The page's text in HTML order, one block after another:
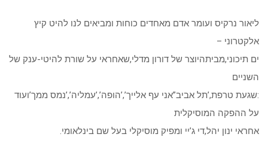
ליאור נרקיס ועומר אדם מאחדים כוחות ומביאים לנו להיט קיץ
אלקטרוני –
ים תיכוני,מביתהיוצר של דורון מדלי,שאחראי על שורת להיטי-ענק של
השניים
:שגעת טרפת,’תל אביב”אני עף אלייך’,’הופה’,’עמליה’,’נמס ממך’ועוד
על ההפקה המוסיקלית
אחראי ינון יהל,די ג’יי ומפיק מוסיקלי בעל שם בינלאומי.